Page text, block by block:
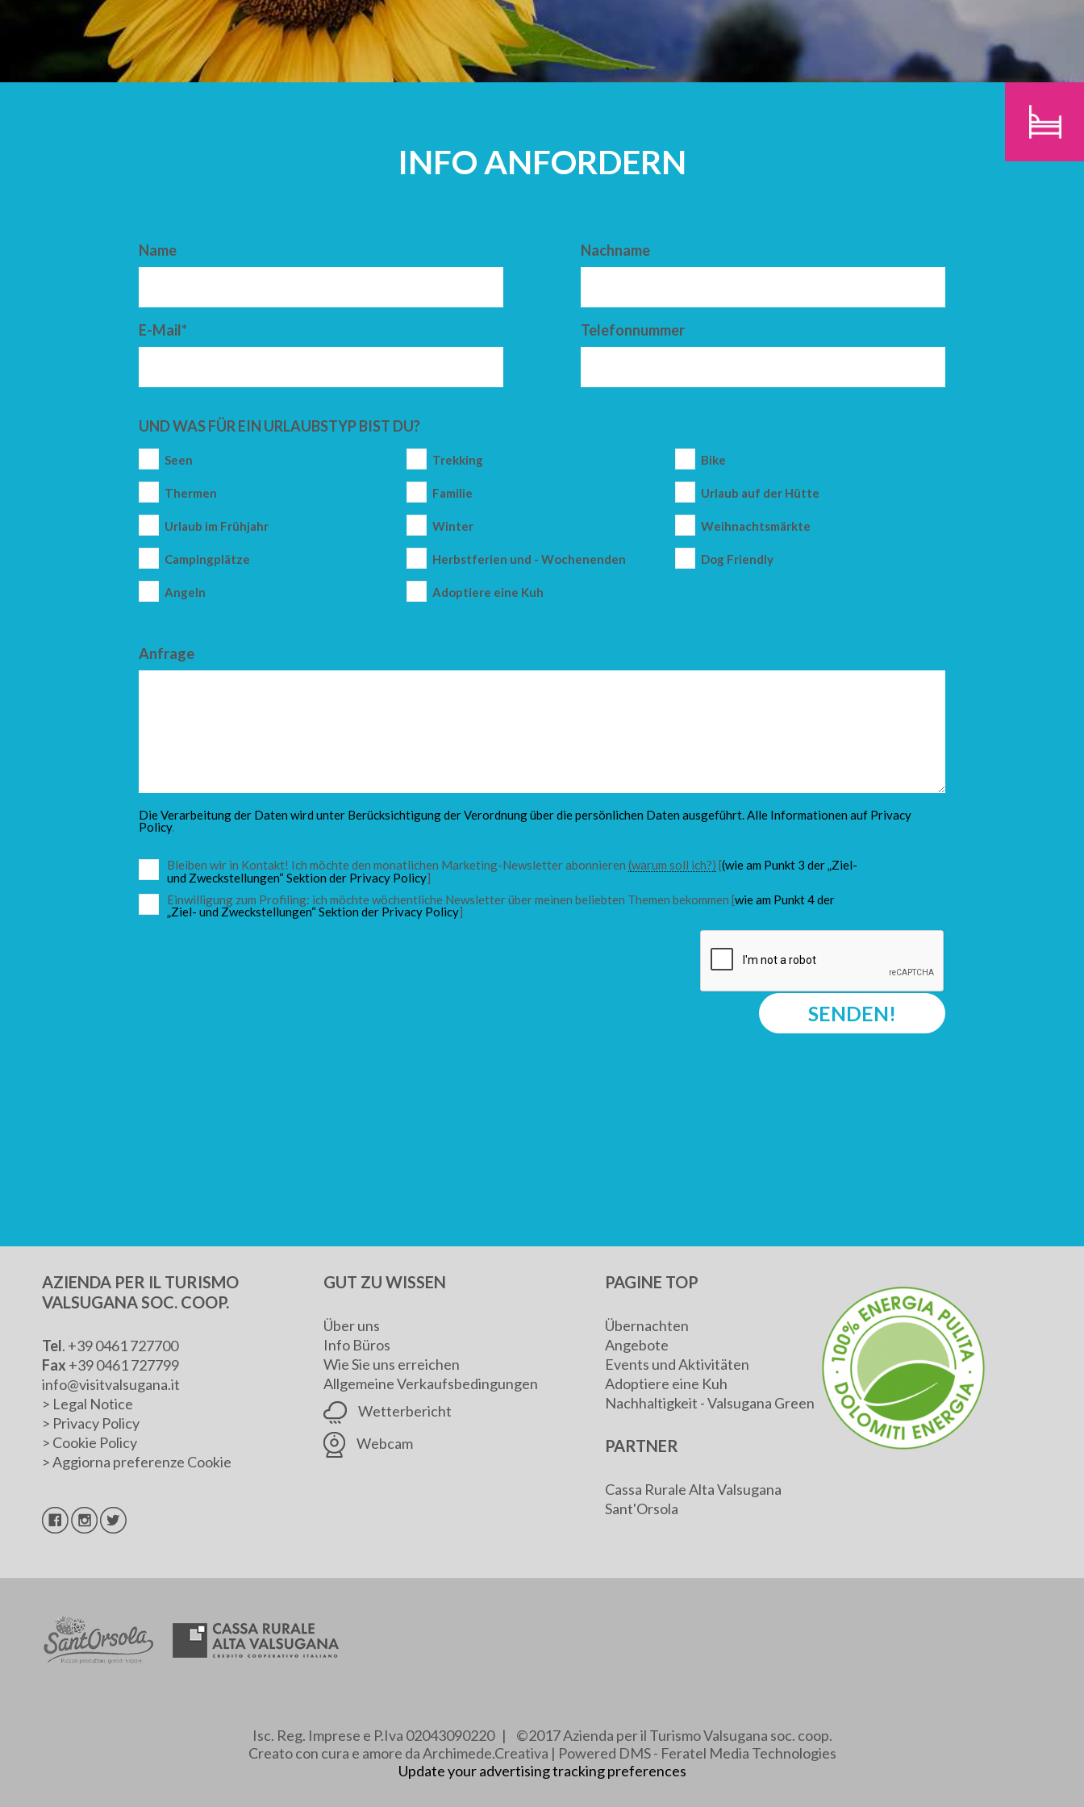
ANKUNFT ABFAHRT ERWACHSENE
SUCHEN
INFO ANFORDERN
Name Nachname
E-Mail* Telefonnummer
UND WAS FÜR EIN URLAUBSTYP BIST DU?
Seen Trekking Bike
Thermen Familie Urlaub auf der Hütte
Urlaub im Frühjahr Winter Weihnachtsmärkte
Campingplätze Herbstferien und - Wochenenden Dog Friendly
Angeln Adoptiere eine Kuh
Anfrage
Die Verarbeitung der Daten wird unter Berücksichtigung der Verordnung über die persönlichen Daten ausgeführt. Alle Informationen auf Privacy
Policy.
Bleiben wir in Kontakt! Ich möchte den monatlichen Marketing-Newsletter abonnieren (warum soll ich?) [(wie am Punkt 3 der „Ziel-
und Zweckstellungen“ Sektion der Privacy Policy]
Einwilligung zum Profiling: ich möchte wöchentliche Newsletter über meinen beliebten Themen bekommen [wie am Punkt 4 der
„Ziel- und Zweckstellungen“ Sektion der Privacy Policy]
SENDEN!
AZIENDA PER IL TURISMO
VALSUGANA SOC. COOP.
Tel. +39 0461 727700
Fax +39 0461 727799
info@visitvalsugana.it
> Legal Notice
> Privacy Policy
> Cookie Policy
>Aggiorna preferenze Cookie
GUT ZU WISSEN
Über uns
Info Büros
Wie Sie uns erreichen
Allgemeine Verkaufsbedingungen
Wetterbericht
Webcam
PAGINE TOP
Übernachten
Angebote
Events und Aktivitäten
Adoptiere eine Kuh
Nachhaltigkeit - Valsugana Green
PARTNER
Cassa Rurale Alta Valsugana
Sant'Orsola
Isc. Reg. Imprese e P.Iva 02043090220 | ©2017 Azienda per il Turismo Valsugana soc. coop.
Creato con cura e amore da Archimede.Creativa | Powered DMS - Feratel Media Technologies
Update your advertising tracking preferences